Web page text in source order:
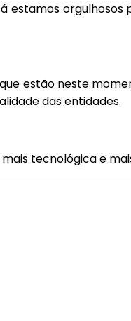
estão neste
das entidades.
tecnológica e